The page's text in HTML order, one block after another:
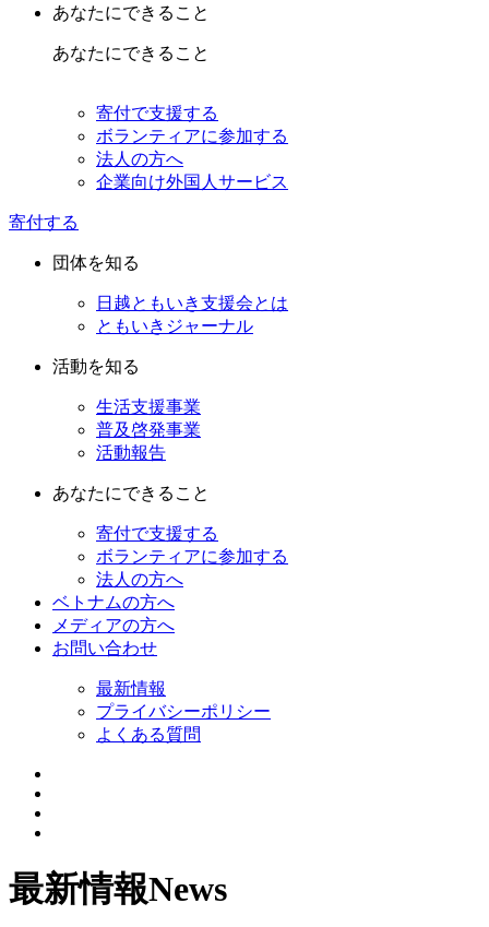
あなたにできること
あなたにできること
寄付で支援する
ボランティアに参加する
法人の方へ
企業向け外国人サービス
寄付する
団体を知る
日越ともいき支援会とは
ともいきジャーナル
活動を知る
生活支援事業
普及啓発事業
活動報告
あなたにできること
寄付で支援する
ボランティアに参加する
法人の方へ
ベトナムの方へ
メディアの方へ
お問い合わせ
最新情報
プライバシーポリシー
よくある質問
最新情報News